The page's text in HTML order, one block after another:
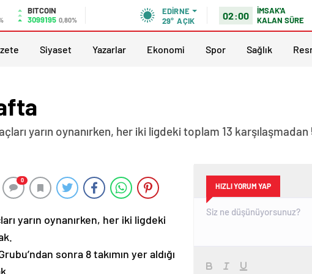
BITCOIN
3099195 0,80%
EDIRNE
29° AÇIK 02:00
İMSAK'A
KALAN SÜRE
Siyaset Yazarlar Ekonomi Spor Sağlık
yarın oynanırken, her iki ligdeki toplam 13
0
yarın oynanırken, her iki ligdeki
sonra 8 takımın yer aldığı
HIZLI YORUM YAP